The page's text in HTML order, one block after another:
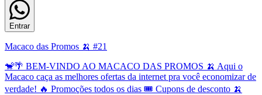
Entrar
Macaco das Promos 🍌 #21
🐒🌴 BEM-VINDO AO MACACO DAS PROMOS 🍌 Aqui o
Macaco caça as melhores ofertas da internet pra você economizar de
verdade! 🔥 Promoções todos os dias 🎟️ Cupons de desconto 🍌